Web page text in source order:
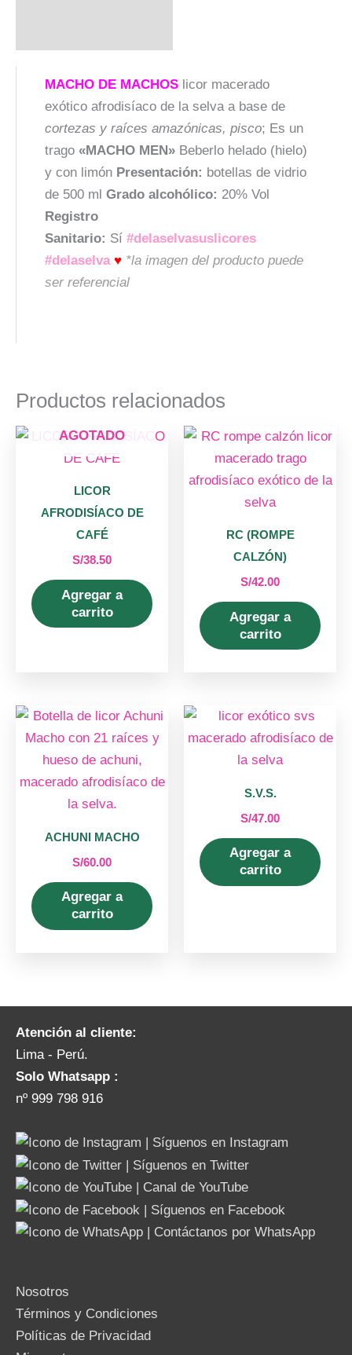
MACHO DE MACHOS licor macerado
exótico afrodisíaco de la selva a base de
cortezas y raíces amazónicas, pisco; Es un
trago «MACHO MEN» Beberlo helado (hielo)
y con limón Presentación: botellas de vidrio
de 500 ml Grado alcohólico: 20% Vol
Registro
Sanitario: Sí #delaselvasuslicores
#delaselva ♥ *la imagen del producto puede
ser referencial
Productos relacionados
AGOTADO
LICOR
AFRODISÍACO DE
CAFÉ
S/38.50
Agregar a
carrito
RC (ROMPE
CALZÓN)
S/42.00
Agregar a
carrito
ACHUNI MACHO
S/60.00
Agregar a
carrito
S.V.S.
S/47.00
Agregar a
carrito
Atención al cliente:
Lima - Perú.
Solo Whatsapp :
nº 999 798 916
Nosotros
Términos y Condiciones
Políticas de Privacidad